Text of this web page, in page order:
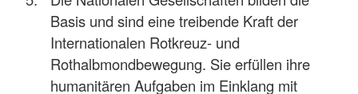
Basis und sind eine treibende Kraft der
Internationalen Rotkreuz- und
Rothalbmondbewegung. Sie erfüllen ihre
humanitären Aufgaben im Einklang mit